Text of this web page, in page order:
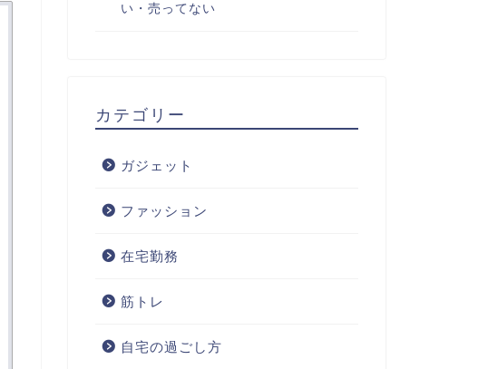
い・売ってない
カテゴリー
ガジェット
ファッション
在宅勤務
筋トレ
自宅の過ごし方